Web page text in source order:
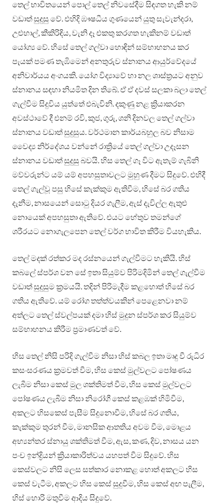
තෙල් භාවිතයෙන් පොල් තෙල් නිවසේදීම සිඳගත හැකි නම්
වඩාත් සුදුසු වේ. එහිදි ඹෟෂධීය ගුණයෙන් යුතු සැවැන්දරා,
උළුහාල්, කීකිරිඳිය, වැනි දෑ එකතු කරගත හැකිනම් වඩාත්
යෝග්‍ය වේ. හිසේ තෙල් ගල්වා හොඳින් සම්භාහනය කර
පැයක් පමණ තැඹිමෙන් අනතුරුව ස්නානය ආයුර්වේදයේ
අනිවාර්යය අංගයකි. යෝග විද්‍යාවේ හා නල ශාස්ත්‍රයට අනුව
ස්නානය සඳහා නියමිත දින තිබේ. ඒ ඒ දවස් සලකා බලා තෙල්
ගැල්වීම සිදුවිය යුත්තේ එබැවිනි. දකුණු නළ ක්‍රියාකරන
අවස්ථාවේ දී එනම් රවි, කුජ, ගුරු, ශනි දිනවල තෙල් ගල්වා
ස්නානය වඩාත් සුදුසුය. වර්ථමාන කාර්යබහුල බව නිසාම
වෛද්‍ය නිර්දේශය වන්නේ රාත්‍රියේ තෙල් ගල්වා උදෑසන
ස්නානය වඩාත් සුදුසු බවයි. හිස තෙල් ගෑ විට ඇතැම් ගැබිනි
මව්වරුන්ට යම් යම් අපහසුතාවලට මුහුණ දීමට සිදුවේ. එහිදී
තෙල් ගැල්වූ පසු හිසේ කැක්කුම ඇතිවීම, හිසේ බර ගතිය
දැනීම, නාසයෙන් සොටු දියර ගැලීම, ඇස් දැවිල්ල ඇතුළු
නොයෙක් අපහසුතා ඇතිවේ. එයට හේතුව තමන්ගේ
ශරීරයට නොගැලපෙන තෙල් වර්ග භාවිත කිරීම වියහැකිය.
තෙල් මදක් රත්කර මද රස්නයෙන් ගැල්වීමට හැකියි. හිස්
කබලේ ස්පර්ශ වන සේ ඉතා සියුම්ව පිරිමදිමින් තෙල් ගැල්වීම
වඩාත් සුදුසුම ක්‍රමයයි. තදින් පිරිමැදීම කළහොත් හිසේ බර
ගතිය ඇතිවේ. යම් රෝග තත්ත්වයකින් පෙළෙනවා නම්
අත්ලට තෙල් ස්වල්පයක් දමා හිස් මුදුන ස්පර්ශ කර සියුම්ව
සම්භාහනය කිරීම ප්‍රමාණවත් වේ.
හිස තෙල් නිසි පරිදි ගැල්වීම නිසා හිස් කබල ඉතා මෘදු වී රුධිර
කසංසරණය ක්‍රමවත් වීම, හිස කෙස් මුල්වලට පෝෂණය
ලැබීම නිසා කෙස් මුල ශක්තිමත් වීම, හිස කෙස් මුල්වලට
පෝෂණය ලැබීම නිසා නිරෝගී කෙස් කළඹක් හිමිවීම,
අකලට හිසකෙස් පැසීම සිදුනොවීම, හිසේ බර ගතිය,
කැක්කුම තුරන් වීම, මානසික ආතතිය අවම වීම, මොළය
අභ්‍යන්තර ස්නායු ශක්තිමත් වීම, ඇස, කණ, දිව, නාසය යන
පංච ඉන්ද්‍රියන් ක්‍රියාකාරිත්වය යහපත් වීම සිදුවේ. හිස
කෙස්වලට නිසි ලෙස සත්කාර නොකළ හොත් අකලට හිස
කෙස් වැටීම, අකලට හිස කෙස් සුදුවීම, හිස කෙස් අඟ පැලීම,
හිස් හොරි මතුවීම ආදිය සිදුවේ.